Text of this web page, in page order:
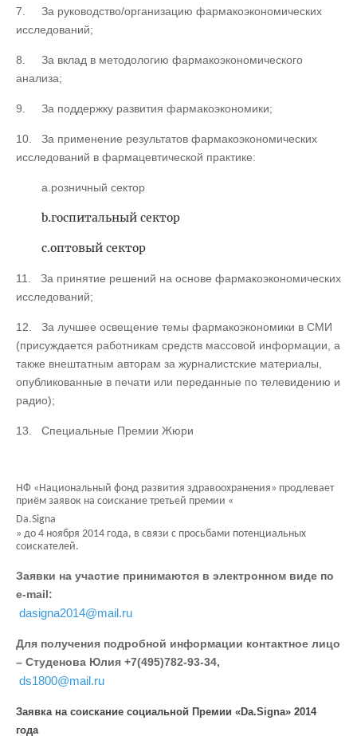
7.
За руководство/организацию фармакоэкономических
исследований;
8.
За вклад в методологию фармакоэкономического
анализа;
9. За поддержку развития фармакоэкономики;
10.
За применение результатов фармакоэкономических
исследований в фармацевтической практике:
a.розничный сектор
b.госпитальный сектор
c.оптовый сектор
11.
За принятие решений на основе фармакоэкономических
исследований;
12.
За лучшее освещение темы фармакоэкономики в СМИ
(присуждается работникам средств массовой информации, а
также внештатным авторам за журналистские материалы,
опубликованные в печати или переданные по телевидению и
радио);
13. Специальные Премии Жюри
НФ «Национальный фонд развития здравоохранения» продлевает
приём заявок на соискание третьей премии «
Da.Signa
» до 4 ноября 2014 года, в связи с просьбами потенциальных
соискателей.
Заявки на участие принимаются в электронном виде по
e-mail:
dasigna2014@mail.ru
Для получения подробной информации контактное лицо
– Студенова Юлия +7(495)782-93-34,
ds1800@mail.ru
Заявка на соискание социальной Премии «Da.Signa» 2014
года